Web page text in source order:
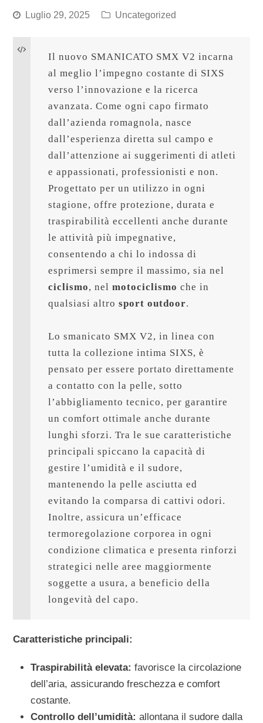
Luglio 29, 2025 Uncategorized
Il nuovo SMANICATO SMX V2 incarna
al meglio l’impegno costante di SIXS
verso l’innovazione e la ricerca
avanzata. Come ogni capo firmato
dall’azienda romagnola, nasce
dall’esperienza diretta sul campo e
dall’attenzione ai suggerimenti di atleti
e appassionati, professionisti e non.
Progettato per un utilizzo in ogni
stagione, offre protezione, durata e
traspirabilità eccellenti anche durante
le attività più impegnative,
consentendo a chi lo indossa di
ciclismo, nel motociclismo che in
qualsiasi altro sport outdoor.
Lo smanicato SMX V2, in linea con
tutta la collezione intima SIXS, è
pensato per essere portato direttamente
a contatto con la pelle, sotto
l’abbigliamento tecnico, per garantire
un comfort ottimale anche durante
lunghi sforzi. Tra le sue caratteristiche
principali spiccano la capacità di
gestire l’umidità e il sudore,
mantenendo la pelle asciutta ed
evitando la comparsa di cattivi odori.
Inoltre, assicura un’efficace
termoregolazione corporea in ogni
condizione climatica e presenta rinforzi
strategici nelle aree maggiormente
soggette a usura, a beneficio della
longevità del capo.
Caratteristiche principali:
Traspirabilità elevata: favorisce la circolazione
dell’aria, assicurando freschezza e comfort
costante.
Controllo dell’umidità: allontana il sudore dalla